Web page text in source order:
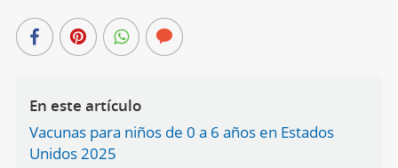
En este artículo
Vacunas para niños de 0 a 6 años en Estados
Unidos 2025